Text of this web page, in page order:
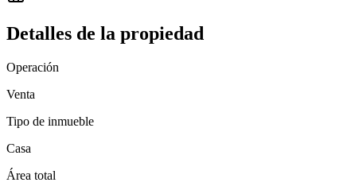
Detalles de la propiedad
Operación
Venta
Tipo de inmueble
Casa
Área total